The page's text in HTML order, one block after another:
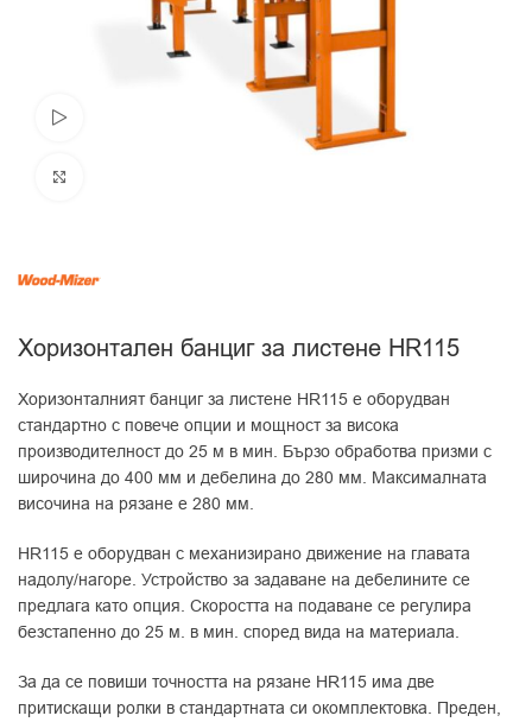
Хоризонтален банциг за листене HR115
Хоризонталният банциг за листене HR115 е оборудван
стандартно с повече опции и мощност за висока
производителност до 25 м в мин. Бързо обработва призми с
широчина до 400 мм и дебелина до 280 мм. Максималната
височина на рязане е 280 мм.
HR115 е оборудван с механизирано движение на главата
надолу/нагоре. Устройство за задаване на дебелините се
предлага като опция. Скоростта на подаване се регулира
безстапенно до 25 м. в мин. според вида на материала.
За да се повиши точността на рязане HR115 има две
притискащи ролки в стандартната си окомплектовка. Преден,